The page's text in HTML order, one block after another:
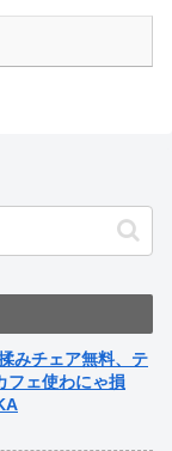
みチェア無料、テ
フェ使わにゃ損